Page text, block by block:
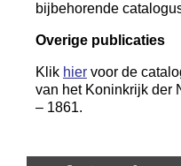
bijbehorende
Overige publicaties
Klik hier voor de
van het Koninkrijk der
– 1861.